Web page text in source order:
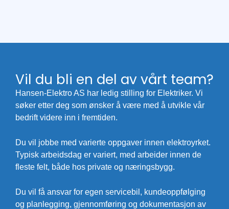
Vil du bli en del av vårt team?
Hansen-Elektro AS har ledig stilling for Elektriker. Vi
søker etter deg som ønsker å være med å utvikle vår
bedrift videre inn i fremtiden.
Du vil jobbe med varierte oppgaver innen elektroyrket.
Typisk arbeidsdag er variert, med arbeider innen de
fleste felt, både hos private og næringsbygg.
Du vil få ansvar for egen servicebil, kundeoppfølging
og planlegging, gjennomføring og dokumentasjon av